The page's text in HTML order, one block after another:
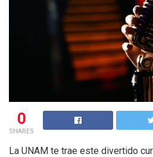
0
SHARES
La UNAM te trae este divertido